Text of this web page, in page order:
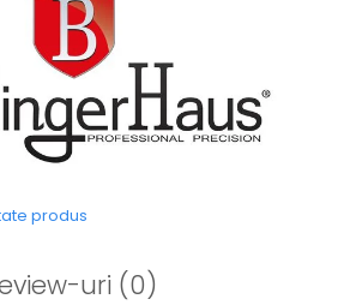
produs
uri (0)